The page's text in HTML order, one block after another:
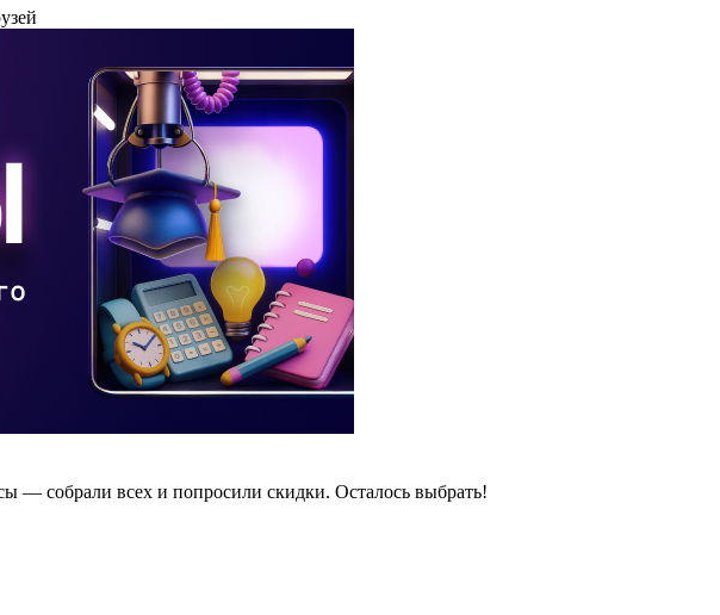
— собрали всех и попросили скидки. Осталось выбрать!